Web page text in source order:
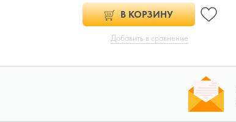
В КОРЗИНУ
Добавить в сравнение